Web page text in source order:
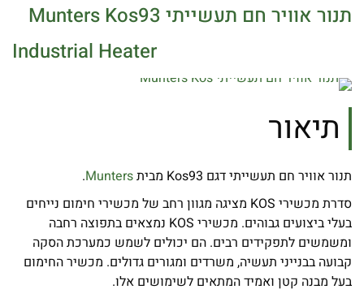
תנור אוויר חם תעשייתי Munters Kos93
Industrial Heater
תיאור
תנור אוויר חם תעשייתי דגם Kos93 מבית Munters
.
סדרת מכשירי KOS מציגה מגוון רחב של מכשירי חימום נייחים
בעלי ביצועים גבוהים. מכשירי KOS נמצאים בתפוצה רחבה
ומשמשים לתפקידים רבים. הם יכולים לשמש כמערכת הסקה
קבועה בבנייני תעשיה, משרדים ומגורים גדולים. מכשיר החימום
בעל מבנה קטן ואמיד המתאים לשימושים אלו.